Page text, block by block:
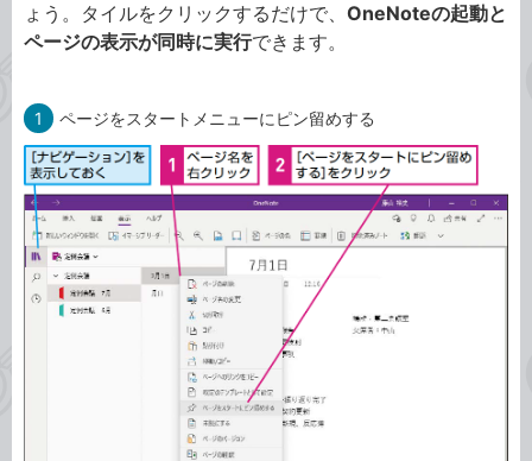
ょう。タイルをクリックするだけで、 OneNoteの起動と
ページの表示が同時に実行できます。
1 ページをスタートメニューにピン留めする